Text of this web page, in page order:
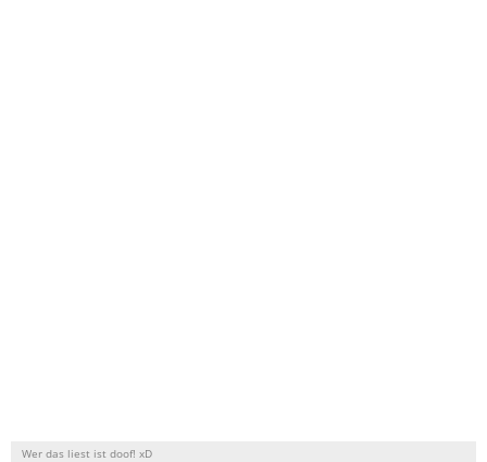
Wer das liest ist doof! xD